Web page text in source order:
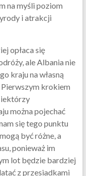
na myśli poziom
i atrakcji
opłaca się
ale Albania nie
kraju na własną
Pierwszym krokiem
można pojechać
się tego punktu
być różne, a
ponieważ im
lot będzie bardziej
z przesiadkami